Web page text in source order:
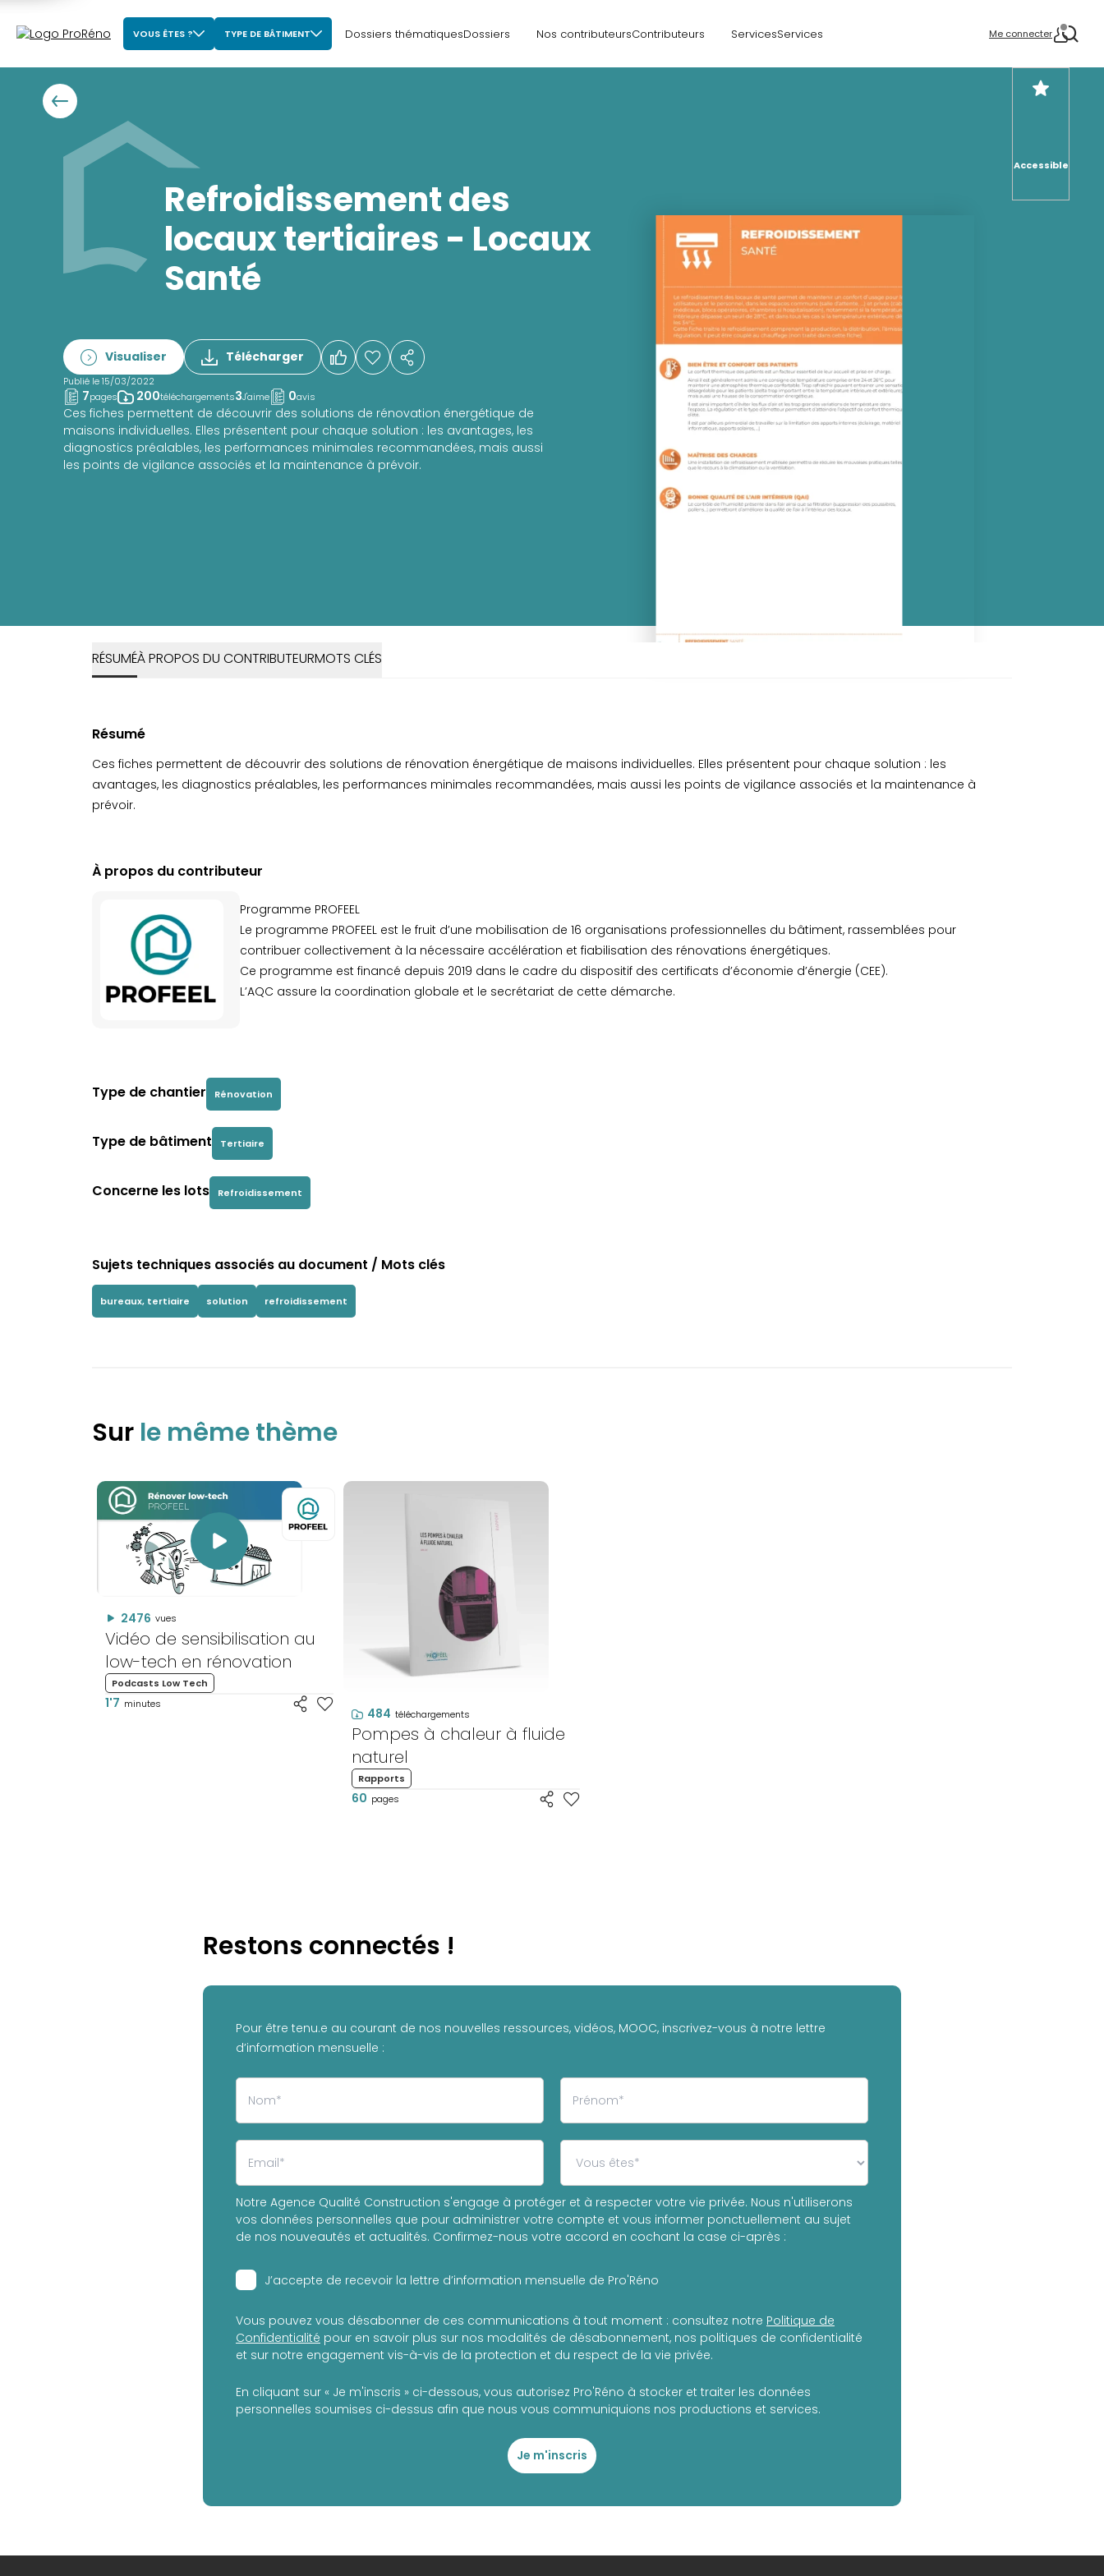
VOUS ÊTES ? TYPE DE BÂTIMENT Dossiers thématiquesDossiers Nos contributeursContributeurs ServicesServices Me connecter
Accessible
Refroidissement des
locaux tertiaires - Locaux
Santé
Visualiser Télécharger
Publié le 15/03/2022
7pages 200téléchargements3J'aime 0avis
Ces fiches permettent de découvrir des solutions de rénovation énergétique de
maisons individuelles. Elles présentent pour chaque solution : les avantages, les
diagnostics préalables, les performances minimales recommandées, mais aussi
les points de vigilance associés et la maintenance à prévoir.
RÉSUMÉÀ PROPOS DU CONTRIBUTEURMOTS CLÉS
Résumé
Ces fiches permettent de découvrir des solutions de rénovation énergétique de maisons individuelles. Elles présentent pour chaque solution : les
avantages, les diagnostics préalables, les performances minimales recommandées, mais aussi les points de vigilance associés et la maintenance à
prévoir.
À propos du contributeur
Programme PROFEEL
Le programme PROFEEL est le fruit d’une mobilisation de 16 organisations professionnelles du bâtiment, rassemblées pour
contribuer collectivement à la nécessaire accélération et fiabilisation des rénovations énergétiques.
Ce programme est financé depuis 2019 dans le cadre du dispositif des certificats d’économie d’énergie (CEE).
L’AQC assure la coordination globale et le secrétariat de cette démarche.
Type de chantier Rénovation
Type de bâtiment Tertiaire
Concerne les lots Refroidissement
Sujets techniques associés au document / Mots clés
bureaux, tertiaire solution refroidissement
Sur le même thème
2476 vues
Vidéo de sensibilisation au
low-tech en rénovation
Podcasts Low Tech
1'7 minutes
484 téléchargements
Pompes à chaleur à fluide
naturel
Rapports
60 pages
Restons connectés !
Pour être tenu.e au courant de nos nouvelles ressources, vidéos, MOOC, inscrivez-vous à notre lettre
d’information mensuelle :
Notre Agence Qualité Construction s'engage à protéger et à respecter votre vie privée. Nous n'utiliserons
vos données personnelles que pour administrer votre compte et vous informer ponctuellement au sujet
de nos nouveautés et actualités. Confirmez-nous votre accord en cochant la case ci-après :
J’accepte de recevoir la lettre d’information mensuelle de Pro'Réno
Vous pouvez vous désabonner de ces communications à tout moment : consultez notre Politique de
Confidentialité pour en savoir plus sur nos modalités de désabonnement, nos politiques de confidentialité
et sur notre engagement vis-à-vis de la protection et du respect de la vie privée.
En cliquant sur « Je m'inscris » ci-dessous, vous autorisez Pro'Réno à stocker et traiter les données
personnelles soumises ci-dessus afin que nous vous communiquions nos productions et services.
Je m'inscris